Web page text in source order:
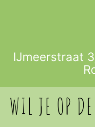
IJmeerstraat
WIL JE OP